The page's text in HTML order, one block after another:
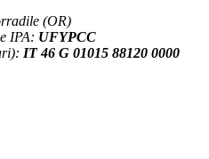
(OR)
IPA: UFYPCC
IT 46 G 01015 88120 0000